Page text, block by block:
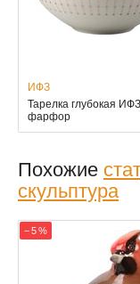
ИФЗ
Тарелка глубокая
фарфор
Похожие
скульптура
− 5 %